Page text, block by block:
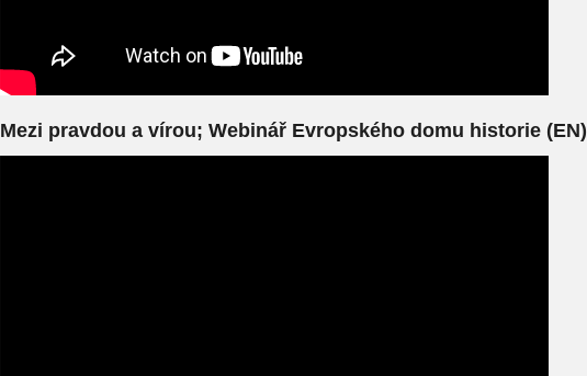
Mezi pravdou a vírou; Webinář Evropského domu historie (EN)